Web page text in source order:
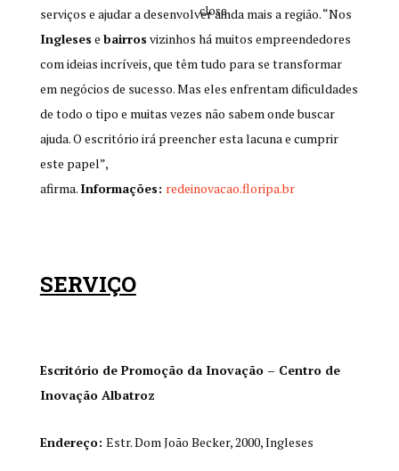
serviços e ajudar a desenvolver ainda mais a região. “Nos
Ingleses e bairros vizinhos há muitos empreendedores
com ideias incríveis, que têm tudo para se transformar
em negócios de sucesso. Mas eles enfrentam dificuldades
de todo o tipo e muitas vezes não sabem onde buscar
ajuda. O escritório irá preencher esta lacuna e cumprir
este papel”,
afirma. Informações: redeinovacao.floripa.br
SERVIÇO
Escritório de Promoção da Inovação – Centro de
Inovação Albatroz
Endereço: Estr. Dom João Becker, 2000, Ingleses
close